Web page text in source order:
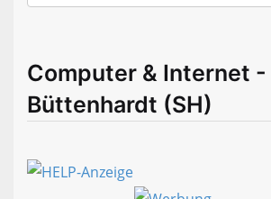
Computer & Internet -
Büttenhardt (SH)